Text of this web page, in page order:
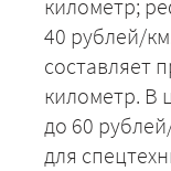
километр;
40 рублей/
составляет
километр. В
до 60
для